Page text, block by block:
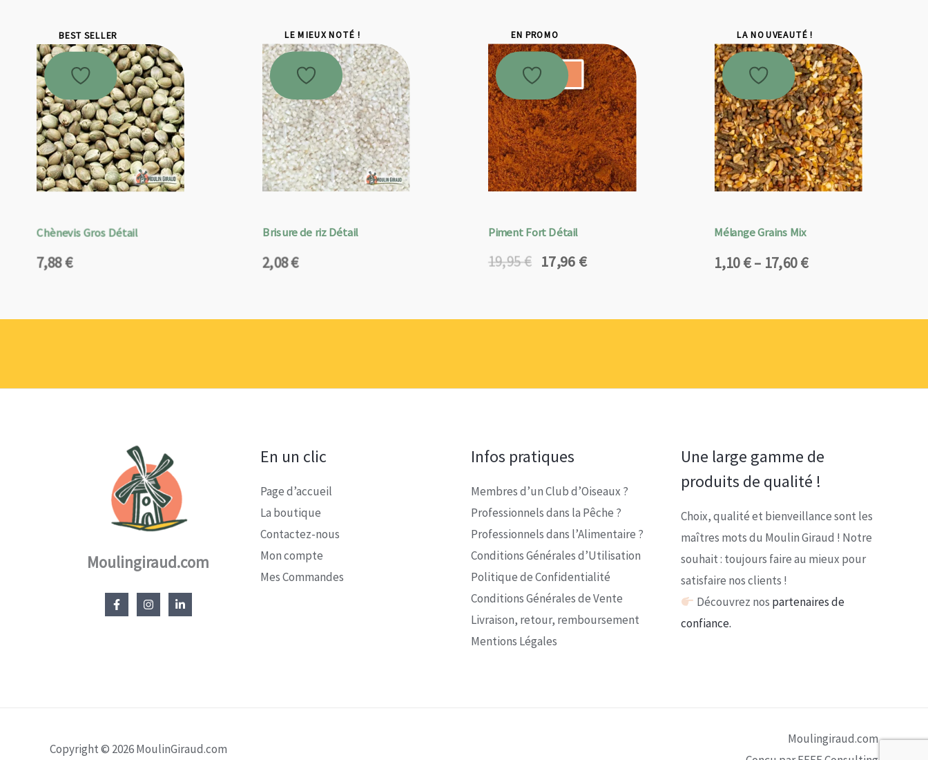
BEST SELLER
Chènevis Gros Détail
7,88€
LE MIEUX NOTÉ !
Brisure de riz Détail
2,08€
EN PROMO
Promo !
Piment Fort Détail
19,95€
Le
était :
17,96 €
Le
est :
LA NOUVEAUTÉ !
Mélange Grains Mix
1,10€– 17,60€
Plage
1,10 €
Moulingiraud.com
En un clic
Page d’accueil
La boutique
Contactez-nous
Mon compte
Mes Commandes
Infos pratiques
Membres d’un Club d’Oiseaux ?
Professionnels dans la Pêche ?
Professionnels dans l’Alimentaire ?
Conditions Générales d’Utilisation
Politique de Confidentialité
Conditions Générales de Vente
Livraison, retour, remboursement
Mentions Légales
Une large gamme de
produits de qualité !
Choix, qualité et bienveillance sont les
maîtres mots du Moulin Giraud ! Notre
souhait : toujours faire au mieux pour
satisfaire nos clients !
Découvrez nos partenaires de
confiance.
Copyright © 2026 MoulinGiraud.com
Moulingiraud.com